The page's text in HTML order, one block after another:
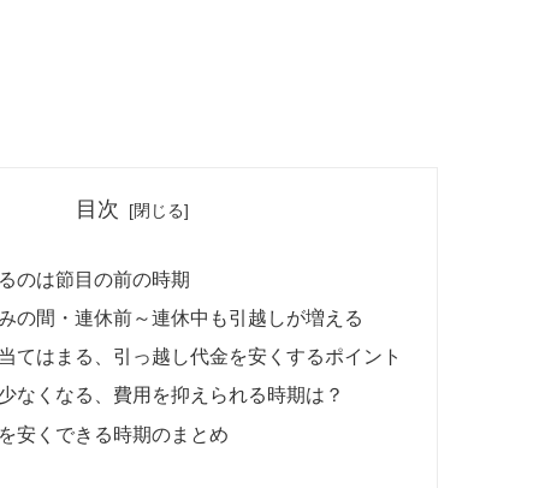
目次
のは節目の前の時期
の間・連休前～連休中も引越しが増える
てはまる、引っ越し代金を安くするポイント
なくなる、費用を抑えられる時期は？
安くできる時期のまとめ